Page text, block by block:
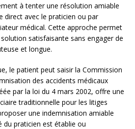
à tenter une résolution amiable
direct avec le praticien ou par
médical. Cette approche permet
satisfaisante sans engager de
et longue.
le patient peut saisir la Commission
des accidents médicaux
par la loi du 4 mars 2002, offre une
traditionnelle pour les litiges
une indemnisation amiable
du praticien est établie ou